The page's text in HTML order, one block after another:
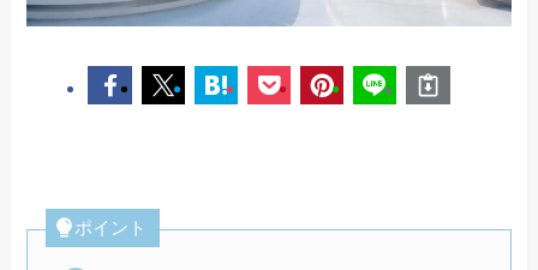
ポイント